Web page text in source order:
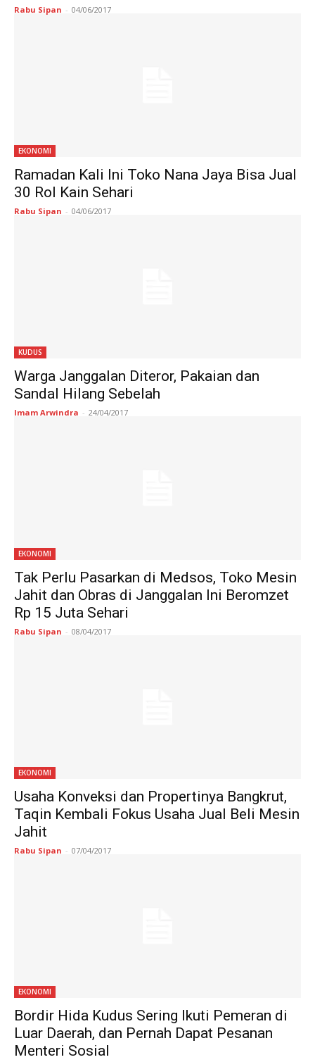
Rabu Sipan - 04/06/2017
EKONOMI
Ramadan Kali Ini Toko Nana Jaya Bisa Jual
30 Rol Kain Sehari
Rabu Sipan - 04/06/2017
KUDUS
Warga Janggalan Diteror, Pakaian dan
Sandal Hilang Sebelah
Imam Arwindra - 24/04/2017
EKONOMI
Tak Perlu Pasarkan di Medsos, Toko Mesin
Jahit dan Obras di Janggalan Ini Beromzet
Rp 15 Juta Sehari
Rabu Sipan - 08/04/2017
EKONOMI
Usaha Konveksi dan Propertinya Bangkrut,
Taqin Kembali Fokus Usaha Jual Beli Mesin
Jahit
Rabu Sipan - 07/04/2017
EKONOMI
Bordir Hida Kudus Sering Ikuti Pemeran di
Luar Daerah, dan Pernah Dapat Pesanan
Menteri Sosial